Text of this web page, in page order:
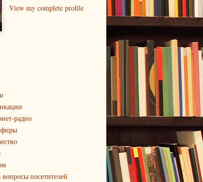
View my complete profile
радио
посетителей